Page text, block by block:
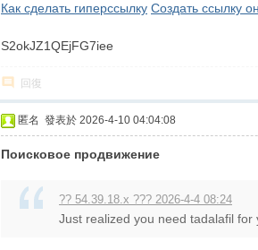
Как сделать гиперссылку Создать ссылку
S2okJZ1QEjFG7iee
回復
匿名 發表於 2026-4-10 04:04:08
Поисковое продвижение
?? 54.39.18.x ??? 2026-4-4 08:24
Just realized you need tadalafil for